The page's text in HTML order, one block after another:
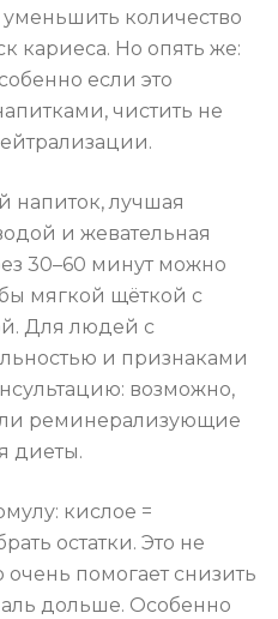
уменьшить количество
кариеса. Но опять же:
если это
чистить не
напиток, лучшая
и жевательная
30–60 минут можно
мягкой щёткой с
Для людей с
и признаками
возможно,
реминерализующие
диеты.
кислое =
остатки. Это не
помогает снизить
дольше. Особенно